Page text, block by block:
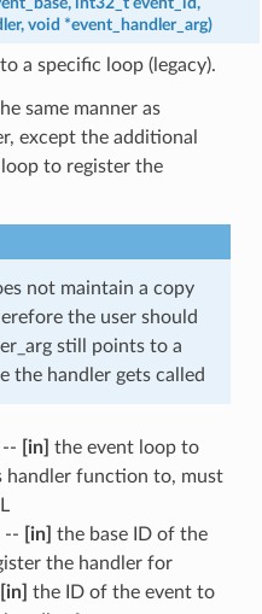
, void *event_handler_arg)
a specific loop (legacy).
same manner as
except the additional
to register the
not maintain a copy
the user should
still points to a
the handler gets called
[in] the event loop to
handler function to, must
-- [in] the base ID of the
the handler for
[in] the ID of the event to